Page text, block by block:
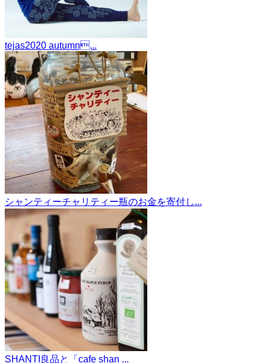
tejas2020 autumn...
シャンティーチャリティー瓶のお金を寄付し...
SHANTI良品と「cafe shan ...